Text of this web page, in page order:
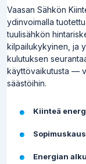
Vaasan Sähkön
ydinvoimalla
tuulisähkön
kilpailukykyinen, ja
kulutuksen
käyttövaikutusta —
säästöihin.
Kiinteä
Energian